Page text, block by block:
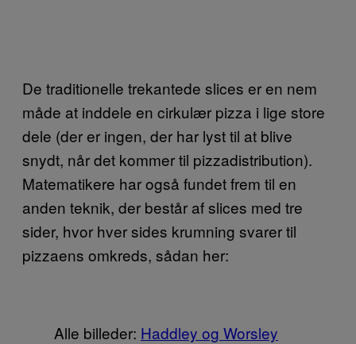
De traditionelle trekantede slices er en nem
måde at inddele en cirkulær pizza i lige store
dele (der er ingen, der har lyst til at blive
snydt, når det kommer til pizzadistribution).
Matematikere har også fundet frem til en
anden teknik, der består af slices med tre
sider, hvor hver sides krumning svarer til
pizzaens omkreds, sådan her:
Alle billeder: Haddley og Worsley